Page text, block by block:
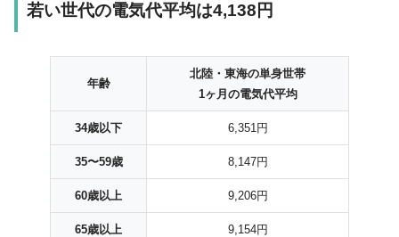
若い世代の電気代平均は4,138円
年齢
北陸・東海の単身世帯
1ヶ月の電気代平均
34歳以下 6,351円
35〜59歳 8,147円
60歳以上 9,206円
65歳以上 9,154円